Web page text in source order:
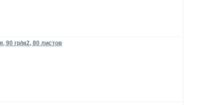
90 гр/м2, 80 листов